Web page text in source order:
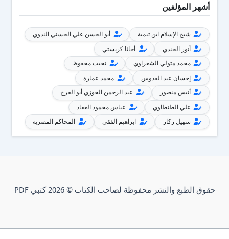
أشهر المؤلفين
شيخ الإسلام ابن تيمية
أبو الحسن علي الحسني الندوي
أنور الجندي
أجاثا كريستي
محمد متولي الشعراوي
نجيب محفوظ
إحسان عبد القدوس
محمد عمارة
أنيس منصور
عبد الرحمن الجوزي أبو الفرج
علي الطنطاوي
عباس محمود العقاد
سهيل زكار
ابراهيم الفقى المحاكم المصرية
حقوق الطبع والنشر محفوظة لصاحب الكتاب © 2026 كتبي PDF